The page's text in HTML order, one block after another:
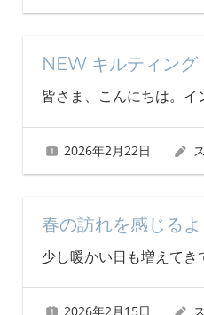
NEW キルティング
皆さま、こんにちは。イ
2026年2月22日
春の訪れを感じる
少し暖かい日も増えてき
2026年2月15日